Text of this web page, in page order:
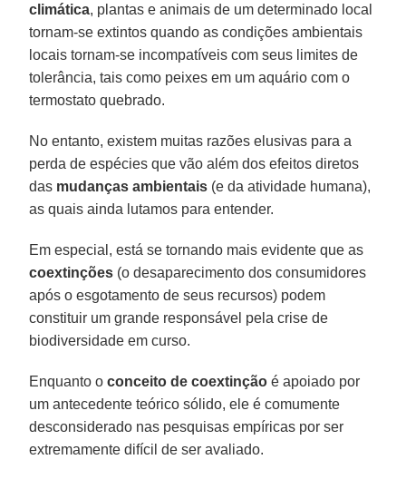
climática, plantas e animais de um determinado local
tornam-se extintos quando as condições ambientais
locais tornam-se incompatíveis com seus limites de
tolerância, tais como peixes em um aquário com o
termostato quebrado.
No entanto, existem muitas razões elusivas para a
perda de espécies que vão além dos efeitos diretos
das mudanças ambientais (e da atividade humana),
as quais ainda lutamos para entender.
Em especial, está se tornando mais evidente que as
coextinções (o desaparecimento dos consumidores
após o esgotamento de seus recursos) podem
constituir um grande responsável pela crise de
biodiversidade em curso.
Enquanto oconceito de coextinção é apoiado por
um antecedente teórico sólido, ele é comumente
desconsiderado nas pesquisas empíricas por ser
extremamente difícil de ser avaliado.